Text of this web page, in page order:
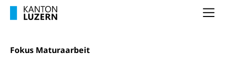
Fokus MaturaarbeitGesundheitsförderung
Soziale Sicherheit
Mutterschaftsversicherung, Krankenversicherung,